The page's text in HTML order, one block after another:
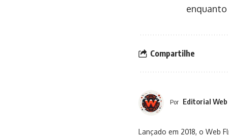
enquanto
Compartilhe
Por Editorial Web
Lançado em 2018, o Web